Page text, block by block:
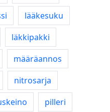
lääkesuku
läkkipakki
määräannos
nitrosarja
pilleri